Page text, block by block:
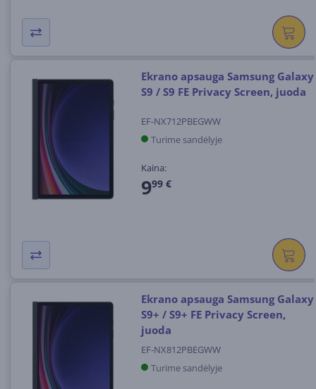
Ekrano apsauga Samsung Galaxy
S9 / S9 FE Privacy Screen, juoda
EF-NX712PBEGWW
Turime sandėlyje
Kaina:
999 €
Ekrano apsauga Samsung Galaxy
S9+ / S9+ FE Privacy Screen,
juoda
EF-NX812PBEGWW
Turime sandėlyje